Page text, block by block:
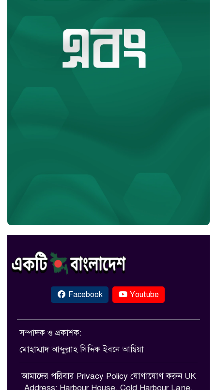
Facebook Youtube
সম্পাদক ও প্রকাশক:
মোহাম্মাদ আব্দুল্লাহ সিদ্দিক ইবনে আম্বিয়া
আমাদের পরিবার Privacy Policy যোগাযোগ করুনUK
Address: Harbour House, Cold Harbour Lane,